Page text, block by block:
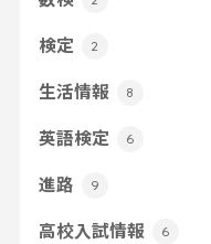
検定 2
生活情報 8
英語検定 6
進路 9
高校入試情報 6